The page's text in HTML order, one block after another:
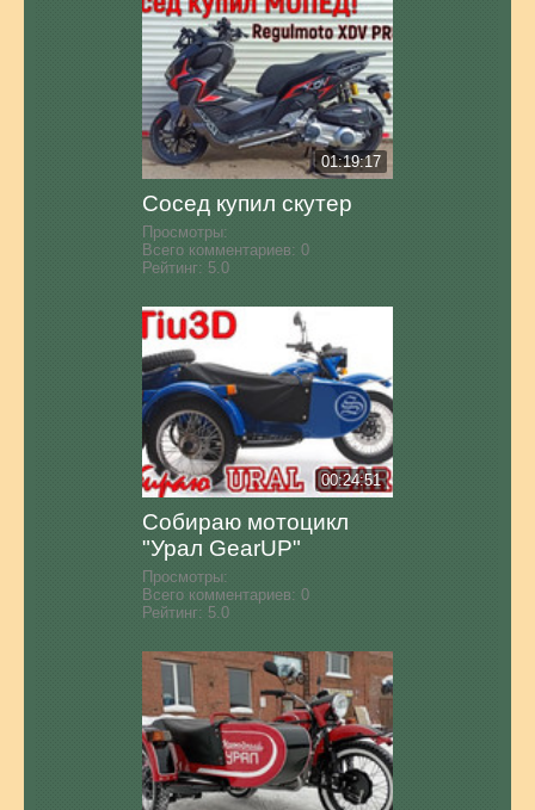
01:19:17
Сосед купил скутер
Просмотры:
Всего комментариев: 0
Рейтинг: 5.0
00:24:51
Собираю мотоцикл
"Урал GearUP"
Просмотры:
Всего комментариев: 0
Рейтинг: 5.0